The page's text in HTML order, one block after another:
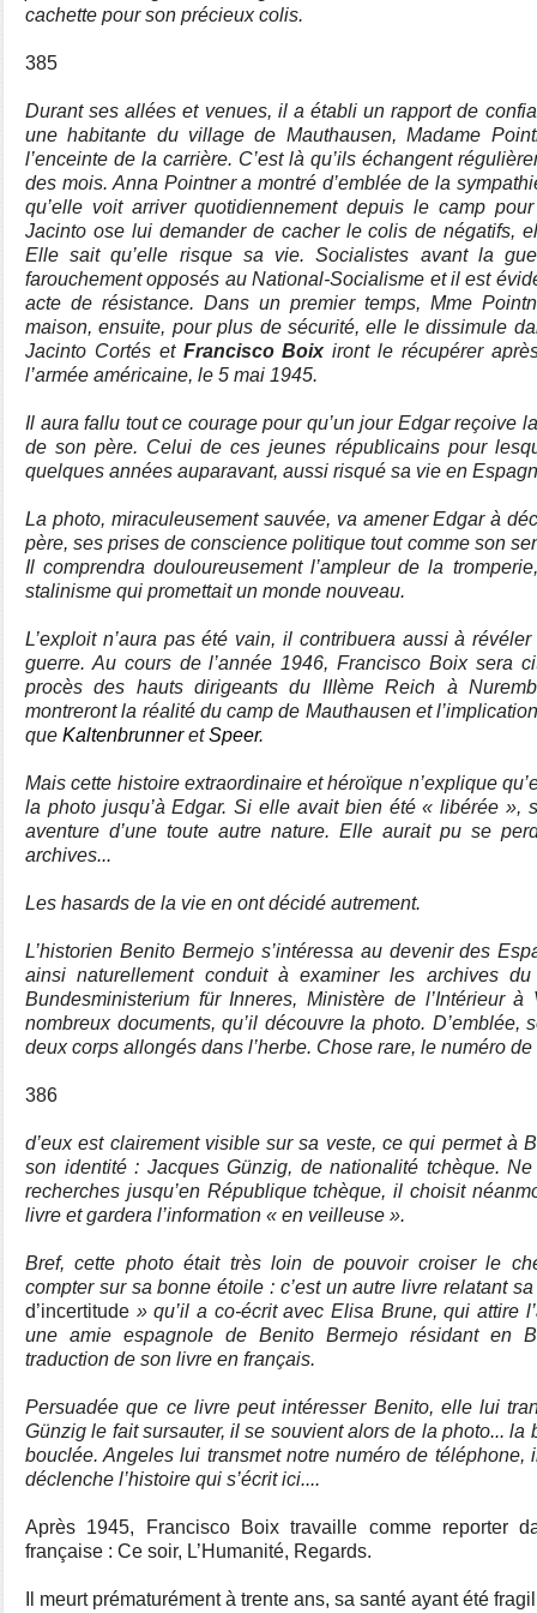
cachette pour son précieux colis.
385
Durant ses allées et venues, il a établi un rapport de
une habitante du village de Mauthausen, Madame
l’enceinte de la carrière. C’est là qu’ils échangent
des mois. Anna Pointner a montré d’emblée de la
qu’elle voit arriver quotidiennement depuis le camp
Jacinto ose lui demander de cacher le colis de négatifs,
Elle sait qu’elle risque sa vie. Socialistes avant la
farouchement opposés au National-Socialisme et il est
acte de résistance. Dans un premier temps, Mme
maison, ensuite, pour plus de sécurité, elle le dissimule
Jacinto Cortés et Francisco Boixiront le récupérer
l’armée américaine, le 5 mai 1945.
Il aura fallu tout ce courage pour qu’un jour Edgar reçoive
de son père. Celui de ces jeunes républicains pour
quelques années auparavant, aussi risqué sa vie en
La photo, miraculeusement sauvée, va amener Edgar à
père, ses prises de conscience politique tout comme son
Il comprendra douloureusement l’ampleur de la
stalinisme qui promettait un monde nouveau.
L’exploit n’aura pas été vain, il contribuera aussi à
guerre. Au cours de l’année 1946, Francisco Boix sera
procès des hauts dirigeants du IIIème Reich à
montreront la réalité du camp de Mauthausen et
que KaltenbrunneretSpeer.
Mais cette histoire extraordinaire et héroïque n’explique
la photo jusqu’à Edgar. Si elle avait bien été « libérée »,
aventure d’une toute autre nature. Elle aurait pu se
archives...
Les hasards de la vie en ont décidé autrement.
L’historien Benito Bermejo s’intéressa au devenir des
ainsi naturellement conduit à examiner les archives
Bundesministerium für Inneres, Ministère de l’Intérieur
nombreux documents, qu’il découvre la photo. D’emblée,
deux corps allongés dans l’herbe. Chose rare, le numéro de
386
d’eux est clairement visible sur sa veste, ce qui permet à
son identité : Jacques Günzig, de nationalité tchèque.
recherches jusqu’en République tchèque, il choisit
livre et gardera l’information « en veilleuse ».
Bref, cette photo était très loin de pouvoir croiser le
compter sur sa bonne étoile : c’est un autre livre relatant
d’incertitude » qu’il a co-écrit avec Elisa Brune, qui attire
une amie espagnole de Benito Bermejo résidant en
traduction de son livre en français.
Persuadée que ce livre peut intéresser Benito, elle lui
Günzig le fait sursauter, il se souvient alors de la photo... la
bouclée. Angeles lui transmet notre numéro de téléphone,
déclenche l’histoire qui s’écrit ici....
Après 1945, Francisco Boix travaille comme reporter
française : Ce soir, L’Humanité, Regards.
Il meurt prématurément à trente ans, sa santé ayant été